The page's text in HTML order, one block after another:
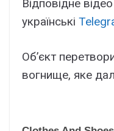
Відповідне
українські
Об’єкт
вогнище, яке